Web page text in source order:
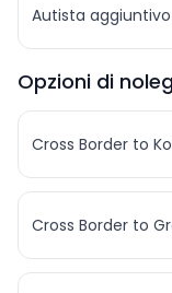
Autista aggiuntivo
Opzioni di
Cross Border to
Cross Border to